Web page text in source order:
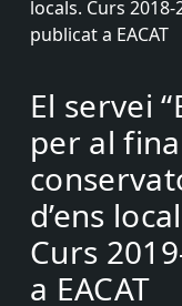
locals. Curs 2018-
publicat a EACAT
El servei
per al
d’ens
Curs
a EACAT